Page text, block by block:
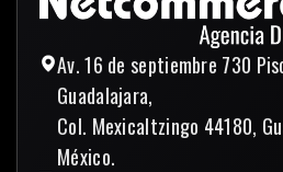
Av. 16 de septiembre 730
Guadalajara,
Col. Mexicaltzingo 44180,
México.